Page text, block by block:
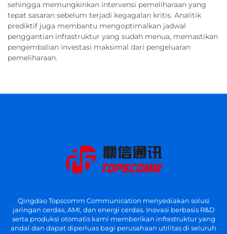
sehingga memungkinkan intervensi pemeliharaan yang
tepat sasaran sebelum terjadi kegagalan kritis. Analitik
prediktif juga membantu mengoptimalkan jadwal
penggantian infrastruktur yang sudah menua, memastikan
pengembalian investasi maksimal dari pengeluaran
pemeliharaan.
Qingdao Topscomm Communication menyediakan solusi
jaringan cerdas, AMI, dan energi cerdas. Inovasi berbasis R&D
serta produksi otomatis kami memberikan infrastruktur yang
andal dan dapat diperluas bagi perusahaan utilitas di seluruh